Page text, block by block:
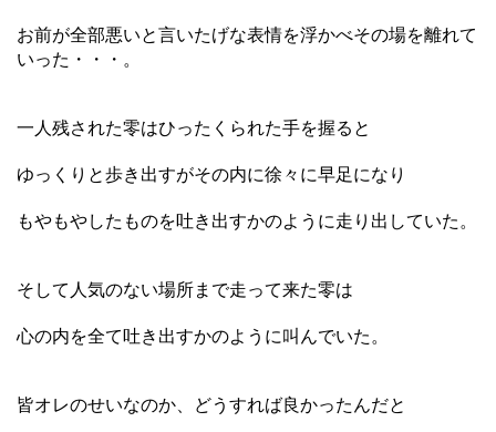
お前が全部悪いと言いたげな表情を浮かべその場を離れて
いった・・・。
一人残された零はひったくられた手を握ると
ゆっくりと歩き出すがその内に徐々に早足になり
もやもやしたものを吐き出すかのように走り出していた。
そして人気のない場所まで走って来た零は
心の内を全て吐き出すかのように叫んでいた。
皆オレのせいなのか、どうすれば良かったんだと